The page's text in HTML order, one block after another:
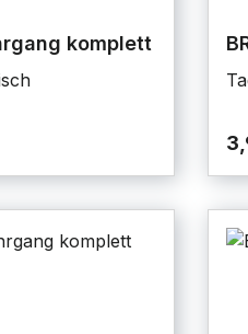
komplett